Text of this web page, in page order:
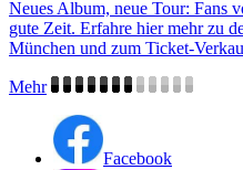
Neues Album, neue Tour: Fans
gute Zeit. Erfahre hier mehr zu
München und zum Ticket-
Mehr
Facebook